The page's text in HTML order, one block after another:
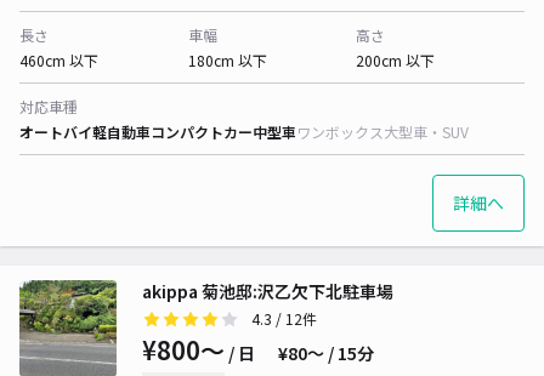
長さ
460cm 以下
車幅
180cm 以下
高さ
200cm 以下
対応車種
オートバイ軽自動車コンパクトカー中型車ワンボックス大型車・SUV
詳細へ
akippa 菊池邸:沢乙欠下北駐車場
4.3 / 12件
¥800〜 / 日 ¥80〜 / 15分